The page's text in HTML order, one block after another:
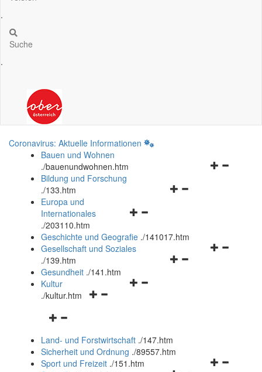
.
Suche
.
Coronavirus: Aktuelle Informationen
Bauen und Wohnen
./bauenundwohnen.htm
Navigationsmenü
Bildung und Forschung
./133.htm
Navigationsmenü
und
schließen
Europa und
Internationales
./203110.htm
Geschichte und Geografie ./141017.htm
Navigationsmenü
Gesellschaft und Soziales
./139.htm
Navigationsmenü
Gesundheit ./141.htm
Navigationsmenü
Kultur
./kultur.htm
Navigationsmenü
und
schließen
Land- und Forstwirtschaft ./147.htm
Sicherheit und Ordnung ./89557.htm
Sport und Freizeit ./151.htm